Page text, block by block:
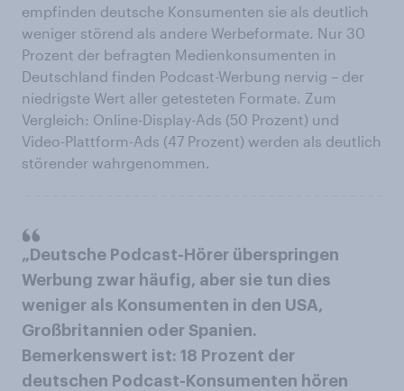
empfinden deutsche Konsumenten sie als deutlich
weniger störend als andere Werbeformate. Nur 30
Prozent der befragten Medienkonsumenten in
Deutschland finden Podcast-Werbung nervig – der
niedrigste Wert aller getesteten Formate. Zum
Vergleich: Online-Display-Ads (50 Prozent) und
Video-Plattform-Ads (47 Prozent) werden als deutlich
störender wahrgenommen.
„Deutsche Podcast-Hörer überspringen
Werbung zwar häufig, aber sie tun dies
weniger als Konsumenten in den USA,
Großbritannien oder Spanien.
Bemerkenswert ist: 18 Prozent der
deutschen Podcast-Konsumenten hören